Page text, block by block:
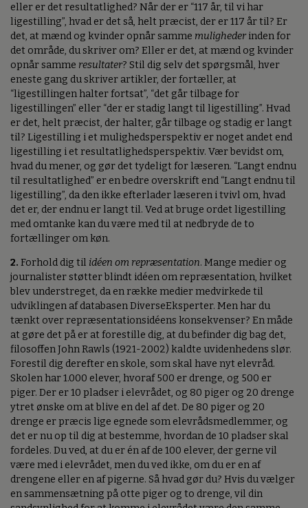
eller er det resultatlighed? Når der er “117 år, til vi har
ligestilling”, hvad er det så, helt præcist, der er 117 år til? Er
det, at mænd og kvinder opnår samme mulighederinden for
det område, du skriver om? Eller er det, at mænd og kvinder
opnår samme resultater? Stil dig selv det spørgsmål, hver
eneste gang du skriver artikler, der fortæller, at
“ligestillingen halter fortsat”, “det går tilbage for
ligestillingen” eller “der er stadig langt til ligestilling”. Hvad
er det, helt præcist, der halter, går tilbage og stadig er langt
til? Ligestilling i et mulighedsperspektiv er noget andet end
ligestilling i et resultatlighedsperspektiv. Vær bevidst om,
hvad du mener, og gør det tydeligt for læseren. “Langt endnu
til resultatlighed” er en bedre overskrift end “Langt endnu til
ligestilling”, da den ikke efterlader læseren i tvivl om, hvad
det er, der endnu er langt til. Ved at bruge ordet ligestilling
med omtanke kan du være med til at nedbryde de to
fortællinger om køn.
2. Forhold dig til idéen om repræsentation. Mange medier og
journalister støtter blindt idéen om repræsentation, hvilket
blev understreget, da en række medier medvirkede til
udviklingen af databasen DiverseEksperter. Men har du
tænkt over repræsentationsidéens konsekvenser? En måde
at gøre det på er at forestille dig, at du befinder dig bag det,
filosoffen John Rawls (1921-2002) kaldte uvidenhedens slør.
Forestil dig derefter en skole, som skal have nyt elevråd.
Skolen har 1.000 elever, hvoraf 500 er drenge, og 500 er
piger. Der er 10 pladser i elevrådet, og 80 piger og 20 drenge
ytret ønske om at blive en del af det. De 80 piger og 20
drenge er præcis lige egnede som elevrådsmedlemmer, og
det er nu op til dig at bestemme, hvordan de 10 pladser skal
fordeles. Du ved, at du er én af de 100 elever, der gerne vil
være med i elevrådet, men du ved ikke, om du er en af
drengene eller en af pigerne. Så hvad gør du? Hvis du vælger
en sammensætning på otte piger og to drenge, vil din